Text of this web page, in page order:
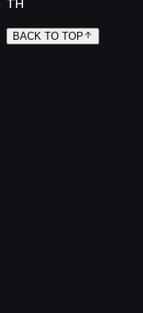
TH
BACK TO TOP